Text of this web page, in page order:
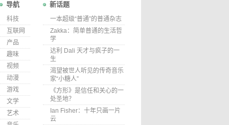
导航
科技
互联网
产品
趣味
视频
动漫
游戏
文学
艺术
新话题
一本超级“普通”的普通杂志
Zakka：简单普通的生活哲
学
达利 Dali 天才与疯子的一
生
渴望被世人听见的传奇音乐
家“小糖人”
《方形》是信任和关心的一
处圣地？
Ian Fisher：十年只画一片
云